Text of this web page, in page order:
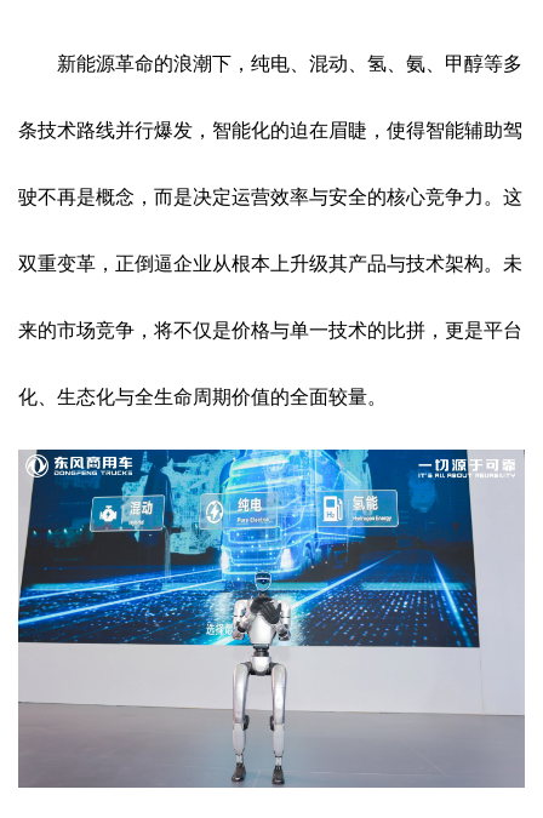
新能源革命的浪潮下，纯电、混动、氢、氨、甲醇等多
条技术路线并行爆发，智能化的迫在眉睫，使得智能辅助驾
驶不再是概念，而是决定运营效率与安全的核心竞争力。这
双重变革，正倒逼企业从根本上升级其产品与技术架构。未
来的市场竞争，将不仅是价格与单一技术的比拼，更是平台
化、生态化与全生命周期价值的全面较量。